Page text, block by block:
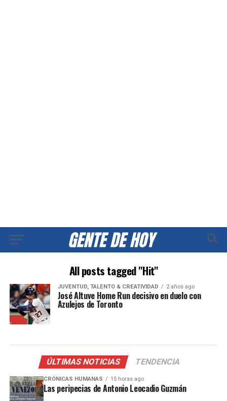
All posts tagged "Hit"
JUVENTUD, TALENTO & CREATIVIDAD 2 años ago
José Altuve Home Run decisivo en duelo con
Azulejos de Toronto
ÚLTIMAS NOTICIAS TENDENCIA
CRÓNICAS HUMANAS 15 horas ago
Las peripecias de Antonio Leocadio Guzmán